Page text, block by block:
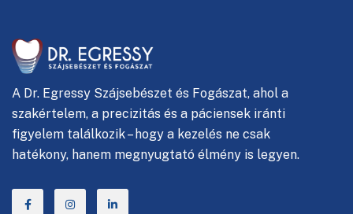
A Dr. Egressy Szájsebészet és Fogászat, ahol a
szakértelem, a precizitás és a páciensek iránti
figyelem találkozik – hogy a kezelés ne csak
hatékony, hanem megnyugtató élmény is legyen.